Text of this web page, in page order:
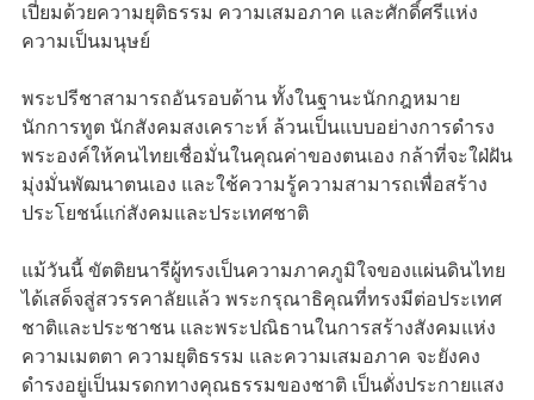
เปี่ยมด้วยความยุติธรรม ความเสมอภาค และศักดิ์ศรีแห่ง
ความเป็นมนุษย์
พระปรีชาสามารถอันรอบด้าน ทั้งในฐานะนักกฎหมาย
นักการทูต นักสังคมสงเคราะห์ ล้วนเป็นแบบอย่างการดำรง
พระองค์ให้คนไทยเชื่อมั่นในคุณค่าของตนเอง กล้าที่จะใฝ่ฝัน
มุ่งมั่นพัฒนาตนเอง และใช้ความรู้ความสามารถเพื่อสร้าง
ประโยชน์แก่สังคมและประเทศชาติ
แม้วันนี้ ขัตติยนารีผู้ทรงเป็นความภาคภูมิใจของแผ่นดินไทย
ได้เสด็จสู่สวรรคาลัยแล้ว พระกรุณาธิคุณที่ทรงมีต่อประเทศ
ชาติและประชาชน และพระปณิธานในการสร้างสังคมแห่ง
ความเมตตา ความยุติธรรม และความเสมอภาค จะยังคง
ดำรงอยู่เป็นมรดกทางคุณธรรมของชาติ เป็นดั่งประกายแสง